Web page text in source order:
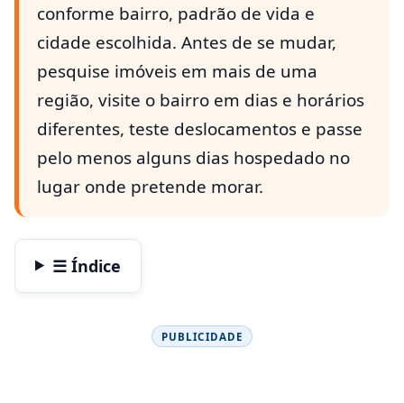
conforme bairro, padrão de vida e
cidade escolhida. Antes de se mudar,
pesquise imóveis em mais de uma
região, visite o bairro em dias e horários
diferentes, teste deslocamentos e passe
pelo menos alguns dias hospedado no
lugar onde pretende morar.
☰ Índice
PUBLICIDADE